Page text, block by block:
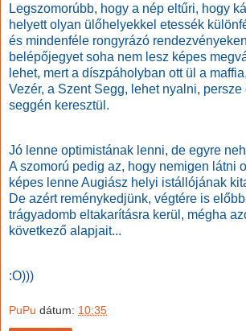
Legszomorúbb, hogy a nép eltűri, hogy
helyett olyan ülőhelyekkel etessék
és mindenféle rongyrázó
belépőjegyet soha nem lesz képes
lehet, mert a díszpáholyban ott ül a
Vezér, a Szent Segg, lehet nyalni,
seggén keresztül.
Jó lenne optimistának lenni, de egyre
A szomorú pedig az, hogy nemigen látni
képes lenne Augiász helyi istállójának
De azért reménykedjünk, végtére is
trágyadomb eltakarításra kerül, mégha
következő alapjait...
:O)))
PuPu dátum: 10:35